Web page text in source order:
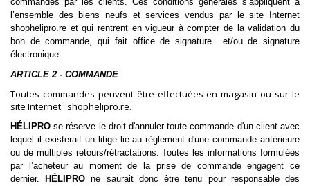
l’ensemble des biens neufs et services vendus par le site Internet
shophelipro.re et qui rentrent en vigueur à compter de la validation du
bon de commande, qui fait office de signature et/ou de signature
électronique.
ARTICLE 2 - COMMANDE
Toutes commandes peuvent être effectuées en magasin ou sur le
site Internet : shophelipro.re.
HÉLIPROse réserve le droit d'annuler toute commande d'un client avec
lequel il existerait un litige lié au règlement d'une commande antérieure
ou de multiples retours/rétractations. Toutes les informations formulées
par l’acheteur au moment de la prise de commande engagent ce
dernier.
HÉLIPROne saurait donc être tenu pour responsable des